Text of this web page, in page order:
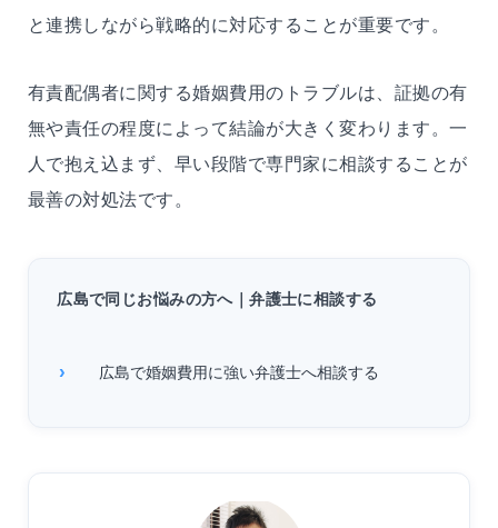
と連携しながら戦略的に対応することが重要です。
有責配偶者に関する婚姻費用のトラブルは、証拠の有
無や責任の程度によって結論が大きく変わります。一
人で抱え込まず、早い段階で専門家に相談することが
最善の対処法です。
広島で同じお悩みの方へ｜弁護士に相談する
広島で婚姻費用に強い弁護士へ相談する